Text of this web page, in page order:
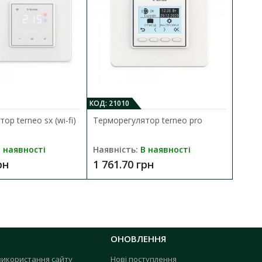
terneo sx (wi-fi)
наявності
КОД: 21010
Терморегулятор terneo pro
Наявність: В наявності
1 761.70 грн
сайту
ОНОВЛЕННЯ
Нові поступлення